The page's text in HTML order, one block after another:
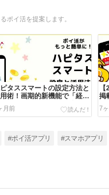
ポイ活を提案します。
タススマートの設定方法と
術！画期的新機能で「経由
れ」の悩みはこれで解決
月前
掲
7
#ポイ活アプリ #スマホアプリ